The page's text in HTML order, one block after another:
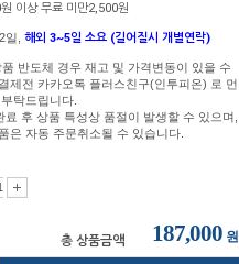
이상 무료 미만2,500원
일, 해외 3~5일 소요 (길어질시 개별연락)
반도체 경우 재고 및 가격변동이 있을 수
제전 카카오톡 플러스친구(인투피온) 로 먼
탁드립니다.
료 후 상품 특성상 품절이 발생할 수 있으며,
은 자동 주문취소될 수 있습니다.
총 상품금액 187,000 원